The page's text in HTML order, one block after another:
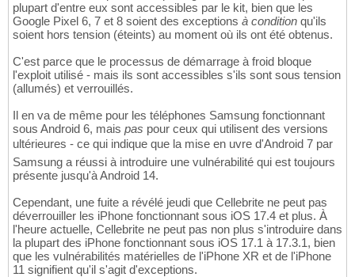
plupart d'entre eux sont accessibles par le kit, bien que les
Google Pixel 6, 7 et 8 soient des exceptions à condition qu'ils
soient hors tension (éteints) au moment où ils ont été obtenus.
C'est parce que le processus de démarrage à froid bloque
l'exploit utilisé - mais ils sont accessibles s'ils sont sous tension
(allumés) et verrouillés.
Il en va de même pour les téléphones Samsung fonctionnant
sous Android 6, mais pas pour ceux qui utilisent des versions
ultérieures - ce qui indique que la mise en uvre d'Android 7 par
Samsung a réussi à introduire une vulnérabilité qui est toujours
présente jusqu'à Android 14.
Cependant, une fuite a révélé jeudi que Cellebrite ne peut pas
déverrouiller les iPhone fonctionnant sous iOS 17.4 et plus. À
l'heure actuelle, Cellebrite ne peut pas non plus s'introduire dans
la plupart des iPhone fonctionnant sous iOS 17.1 à 17.3.1, bien
que les vulnérabilités matérielles de l'iPhone XR et de l'iPhone
11 signifient qu'il s'agit d'exceptions.